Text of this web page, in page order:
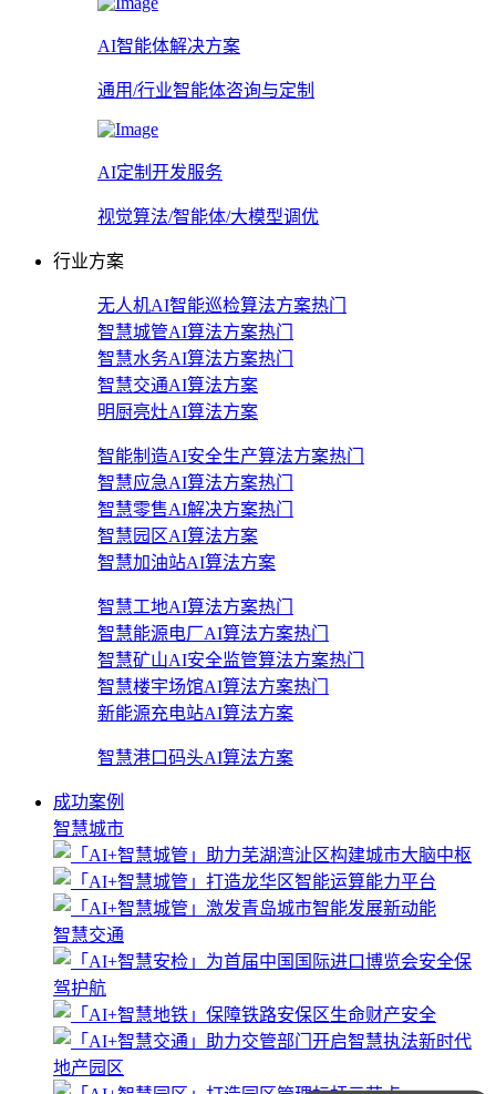
AI智能体解决方案
通用/行业智能体咨询与定制
AI定制开发服务
视觉算法/智能体/大模型调优
行业方案
无人机AI智能巡检算法方案热门
智慧城管AI算法方案热门
智慧水务AI算法方案热门
智慧交通AI算法方案
明厨亮灶AI算法方案
智能制造AI安全生产算法方案热门
智慧应急AI算法方案热门
智慧零售AI解决方案热门
智慧园区AI算法方案
智慧加油站AI算法方案
智慧工地AI算法方案热门
智慧能源电厂AI算法方案热门
智慧矿山AI安全监管算法方案热门
智慧楼宇场馆AI算法方案热门
新能源充电站AI算法方案
智慧港口码头AI算法方案
成功案例
智慧城市
智慧交通
地产园区